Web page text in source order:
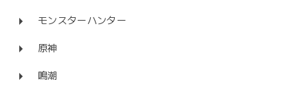
モンスターハンター
原神
鳴潮